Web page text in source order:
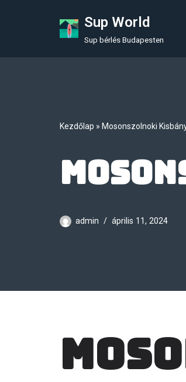
Sup World
Sup bérlés Budapesten
Kezdőlap » Mosonszolnoki
admin április 11, 2024